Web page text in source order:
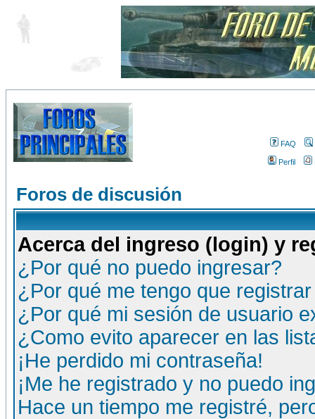
FAQ
Perfil
Foros de discusión
Acerca del ingreso (login) y
¿Por qué no puedo ingresar?
¿Por qué me tengo que
¿Por qué mi sesión de usuario
¿Como evito aparecer en las
¡He perdido mi contraseña!
¡Me he registrado y no puedo
Hace un tiempo me registré,